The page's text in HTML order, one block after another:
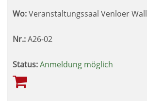
Wo:Veranstaltungssaal Venloer Wall
Nr.:A26-02
Status:Anmeldung möglich